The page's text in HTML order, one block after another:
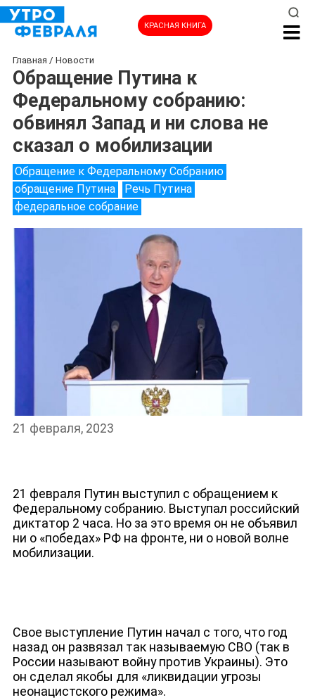
КРАСНАЯ КНИГА
НОВОСТИ
Главная / Новости
Обращение Путина к
Федеральному собранию:
обвинял Запад и ни слова не
сказал о мобилизации
Обращение к Федеральному Собранию
обращение Путина
Речь Путина
федеральное собрание
21 февраля, 2023
21 февраля Путин выступил с обращением к
Федеральному собранию. Выступал российский
диктатор 2 часа. Но за это время он не объявил
ни о «победах» РФ на фронте, ни о новой волне
мобилизации.
Свое выступление Путин начал с того, что год
назад он развязал так называемую СВО (так в
России называют войну против Украины). Это
он сделал якобы для «ликвидации угрозы
неонацистского режима».